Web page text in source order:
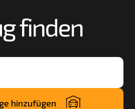
finden
hinzufügen